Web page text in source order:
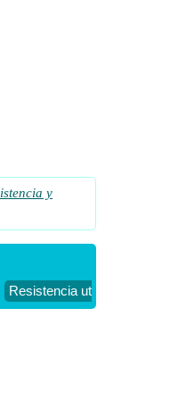
y
Resistencia utilizando